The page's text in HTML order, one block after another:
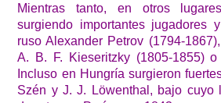
Mientras tanto, en otros
surgiendo importantes jugadores
ruso Alexander Petrov (1794-
A. B. F. Kieseritzky (1805-1855)
Incluso en Hungría surgieron
Szén y J. J. Löwenthal, bajo cuyo